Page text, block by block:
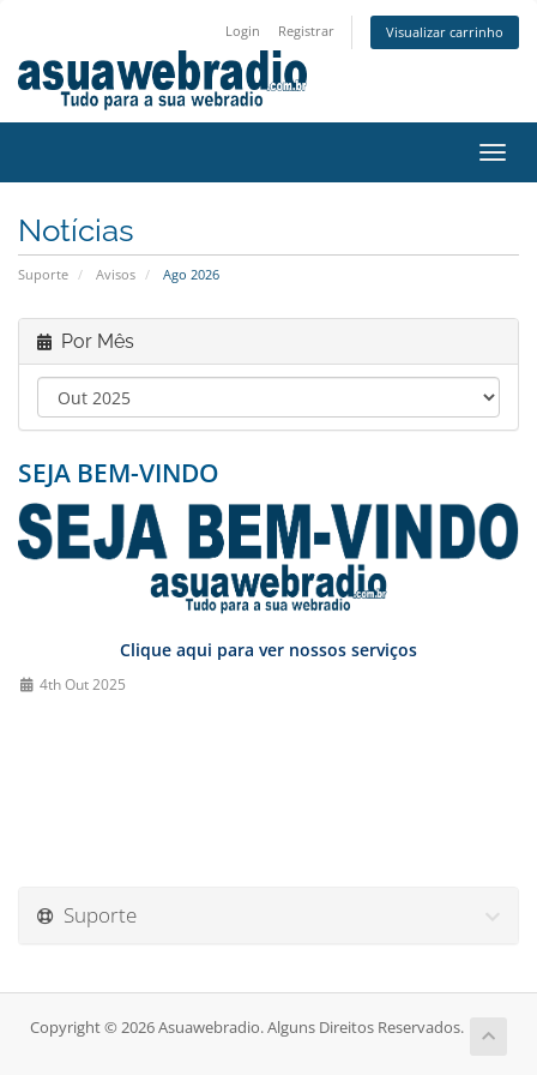
Login Registrar Visualizar carrinho
Notícias
Suporte Avisos Ago 2026
Por Mês
SEJA BEM-VINDO
Clique aqui para ver nossos serviços
4th Out 2025
Suporte
Copyright © 2026 Asuawebradio. Alguns Direitos Reservados.